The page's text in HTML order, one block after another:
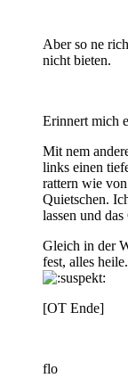
Aber so ne
nicht bieten.
Erinnert mich
Mit nem
links einen
rattern wie
Quietschen.
lassen und
Gleich in der
fest, alles
[OT Ende]
flo